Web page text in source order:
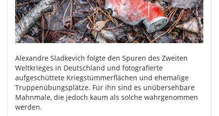
Alexandre Sladkevich folgte den Spuren des Zweiten
Weltkrieges in Deutschland und fotografierte
aufgeschüttete Kriegstümmerflächen und ehemalige
Truppenübungsplätze. Für ihn sind es unübersehbare
Mahnmale, die jedoch kaum als solche wahrgenommen
werden.